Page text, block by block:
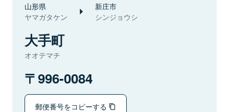
山形県
ヤマガタケン
新庄市
シンジョウシ
大手町
オオテマチ
996-0084
郵便番号をコピーする